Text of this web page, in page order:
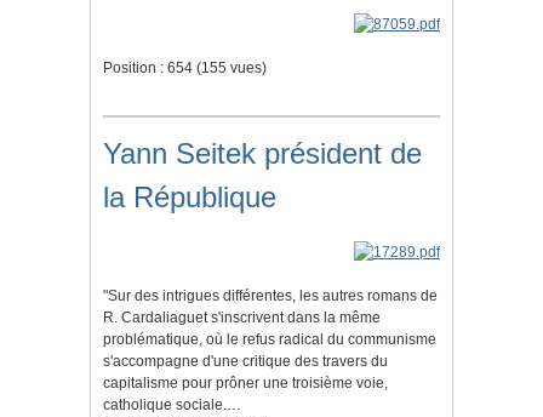
Position : 654 (155 vues)
Yann Seitek président de
la République
"Sur des intrigues différentes, les autres romans de
R. Cardaliaguet s'inscrivent dans la même
problématique, où le refus radical du communisme
s'accompagne d'une critique des travers du
capitalisme pour prôner une troisième voie,
catholique sociale.…